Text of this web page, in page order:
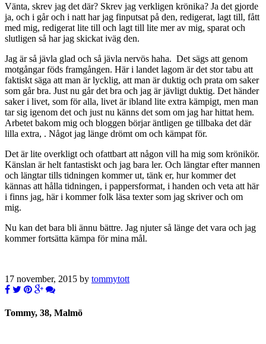
Vänta, skrev jag det där? Skrev jag verkligen krönika? Ja det gjorde
ja, och i går och i natt har jag finputsat på den, redigerat, lagt till, fått
med mig, redigerat lite till och lagt till lite mer av mig, sparat och
slutligen så har jag skickat iväg den.
Jag är så jävla glad och så jävla nervös haha. Det sägs att genom
motgångar föds framgången. Här i landet lagom är det stor tabu att
faktiskt säga att man är lycklig, att man är duktig och prata om saker
som går bra. Just nu går det bra och jag är jävligt duktig. Det händer
saker i livet, som för alla, livet är ibland lite extra kämpigt, men man
tar sig igenom det och just nu känns det som om jag har hittat hem.
Arbetet bakom mig och bloggen börjar äntligen ge tillbaka det där
lilla extra, . Något jag länge drömt om och kämpat för.
Det är lite overkligt och ofattbart att någon vill ha mig som krönikör.
Känslan är helt fantastiskt och jag bara ler. Och längtar efter mannen
och längtar tills tidningen kommer ut, tänk er, hur kommer det
kännas att hålla tidningen, i pappersformat, i handen och veta att här
i finns jag, här i kommer folk läsa texter som jag skriver och om
mig.
Nu kan det bara bli ännu bättre. Jag njuter så länge det vara och jag
kommer fortsätta kämpa för mina mål.
17 november, 2015 by tommytott
Tommy, 38, Malmö